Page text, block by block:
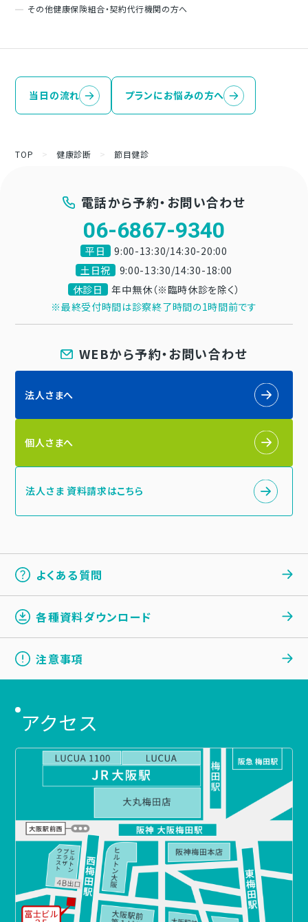
その他健康保険組合・契約代行機関の方へ
当日の流れ プランにお悩みの方へ
TOP >健康診断 >節目健診
電話から予約・お問い合わせ
06-6867-9340
平日
9:00-13:30/14:30-20:00
土日祝
9:00-13:30/14:30-18:00
休診日
年中無休（※臨時休診を除く）
※最終受付時間は診察終了時間の1時間前です
WEBから予約・お問い合わせ
法人さまへ
個人さまへ
法人さま 資料請求はこちら
よくある質問
各種資料ダウンロード
注意事項
アクセス